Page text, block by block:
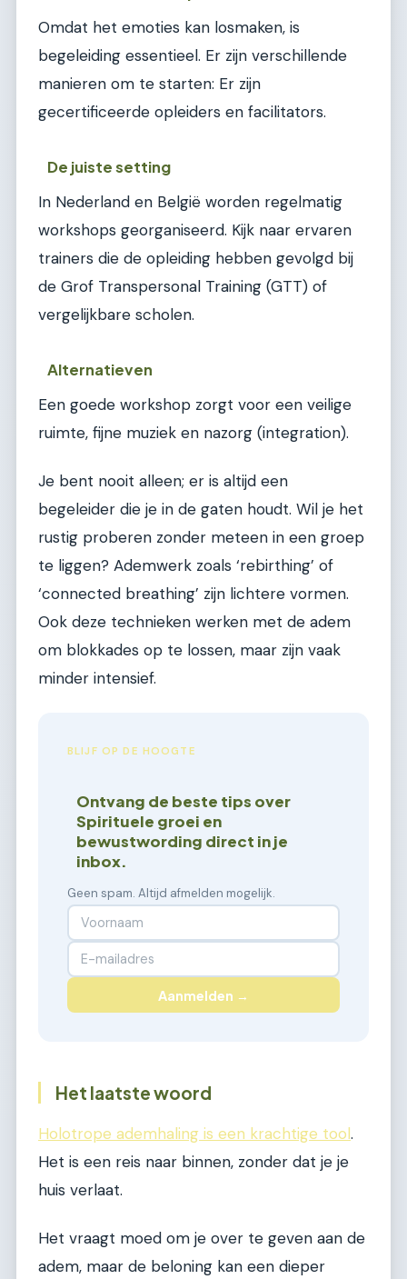
Omdat het emoties kan losmaken, is
begeleiding essentieel. Er zijn verschillende
manieren om te starten: Er zijn
gecertificeerde opleiders en facilitators.
De juiste setting
In Nederland en België worden regelmatig
workshops georganiseerd. Kijk naar ervaren
trainers die de opleiding hebben gevolgd bij
de Grof Transpersonal Training (GTT) of
vergelijkbare scholen.
Alternatieven
Een goede workshop zorgt voor een veilige
ruimte, fijne muziek en nazorg (integration).
Je bent nooit alleen; er is altijd een
begeleider die je in de gaten houdt. Wil je het
rustig proberen zonder meteen in een groep
te liggen? Ademwerk zoals ‘rebirthing’ of
‘connected breathing’ zijn lichtere vormen.
Ook deze technieken werken met de adem
om blokkades op te lossen, maar zijn vaak
minder intensief.
BLIJF OP DE HOOGTE
Ontvang de beste tips over
Spirituele groei en
bewustwording direct in je
inbox.
Geen spam. Altijd afmelden mogelijk.
Aanmelden →
Het laatste woord
Holotrope ademhaling is een krachtige tool.
Het is een reis naar binnen, zonder dat je je
huis verlaat.
Het vraagt moed om je over te geven aan de
adem, maar de beloning kan een dieper